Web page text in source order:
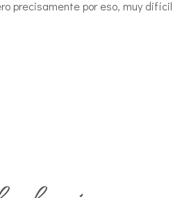
precisamente por eso, muy